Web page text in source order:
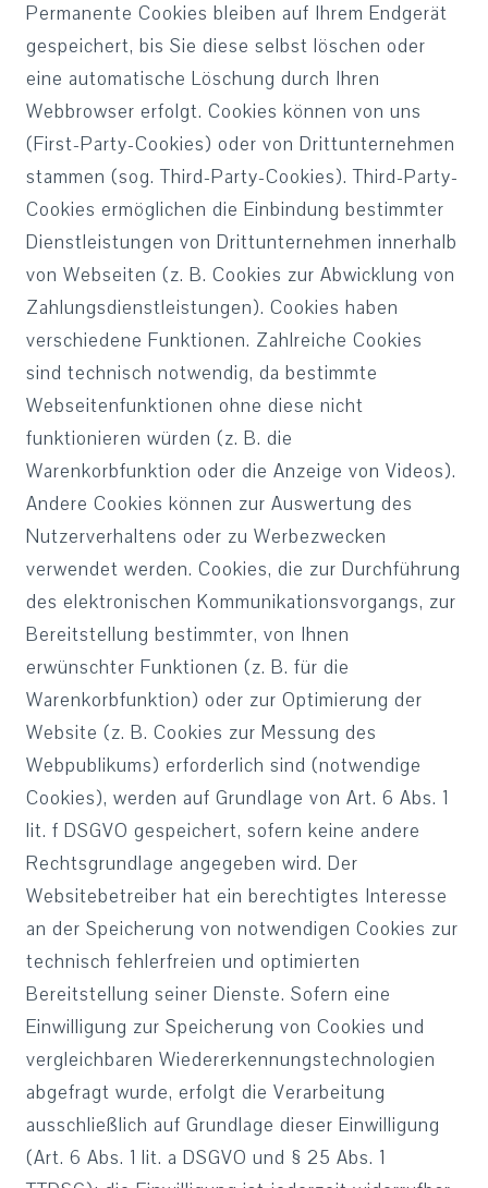
Permanente Cookies bleiben auf Ihrem Endgerät
gespeichert, bis Sie diese selbst löschen oder
eine automatische Löschung durch Ihren
Webbrowser erfolgt. Cookies können von uns
(First-Party-Cookies) oder von Drittunternehmen
stammen (sog. Third-Party-Cookies). Third-Party-
Cookies ermöglichen die Einbindung bestimmter
Dienstleistungen von Drittunternehmen innerhalb
von Webseiten (z. B. Cookies zur Abwicklung von
Zahlungsdienstleistungen). Cookies haben
verschiedene Funktionen. Zahlreiche Cookies
sind technisch notwendig, da bestimmte
Webseitenfunktionen ohne diese nicht
funktionieren würden (z. B. die
Warenkorbfunktion oder die Anzeige von Videos).
Andere Cookies können zur Auswertung des
Nutzerverhaltens oder zu Werbezwecken
verwendet werden. Cookies, die zur Durchführung
des elektronischen Kommunikationsvorgangs, zur
Bereitstellung bestimmter, von Ihnen
erwünschter Funktionen (z. B. für die
Warenkorbfunktion) oder zur Optimierung der
Website (z. B. Cookies zur Messung des
Webpublikums) erforderlich sind (notwendige
Cookies), werden auf Grundlage von Art. 6 Abs. 1
lit. f DSGVO gespeichert, sofern keine andere
Rechtsgrundlage angegeben wird. Der
Websitebetreiber hat ein berechtigtes Interesse
an der Speicherung von notwendigen Cookies zur
technisch fehlerfreien und optimierten
Bereitstellung seiner Dienste. Sofern eine
Einwilligung zur Speicherung von Cookies und
vergleichbaren Wiedererkennungstechnologien
abgefragt wurde, erfolgt die Verarbeitung
ausschließlich auf Grundlage dieser Einwilligung
(Art. 6 Abs. 1 lit. a DSGVO und § 25 Abs. 1